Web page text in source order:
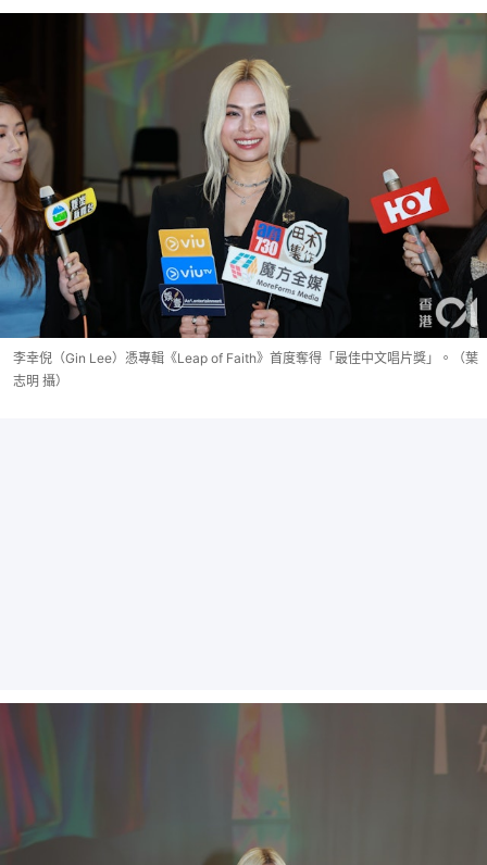
李幸倪（Gin Lee）憑專輯《Leap of Faith》首度奪得「最佳中文唱片獎」。（葉
志明 攝）